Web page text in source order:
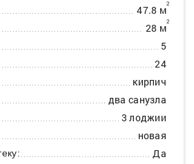
47.8 м2
28 м2
5
24
кирпич
два санузла
3 лоджии
новая
Да